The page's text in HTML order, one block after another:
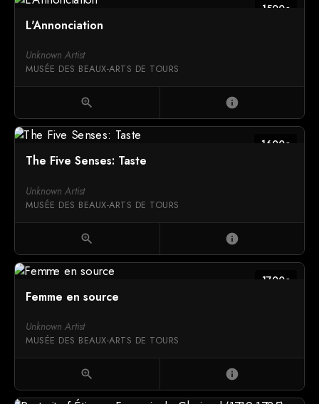
1500c
L'Annonciation
Unknown Artist
MUSÉE DES BEAUX-ARTS DE TOURS
zoom_in info
1600c
The Five Senses: Taste
Unknown Artist
MUSÉE DES BEAUX-ARTS DE TOURS
zoom_in info
1700c
Femme en source
Unknown Artist
MUSÉE DES BEAUX-ARTS DE TOURS
zoom_in info